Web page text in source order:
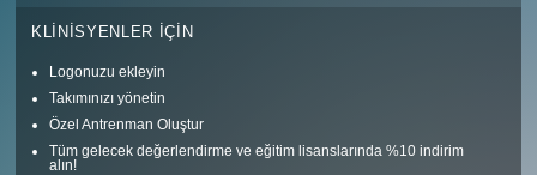
KLINISYENLER IÇIN
Logonuzu ekleyin
Takımınızı yönetin
Özel Antrenman Oluştur
Tüm gelecek değerlendirme ve eğitim lisanslarında %10 indirim
alın!